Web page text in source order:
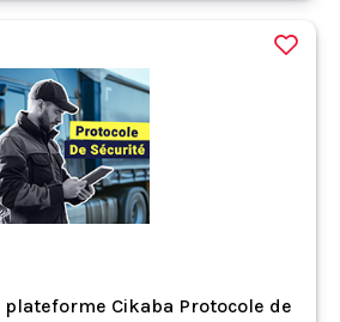
Cikaba Protocole de